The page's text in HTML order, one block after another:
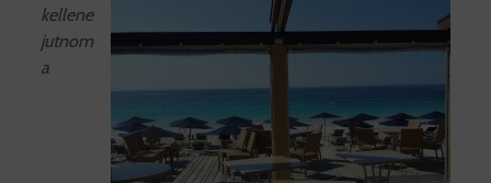
kellene
jutnom
a